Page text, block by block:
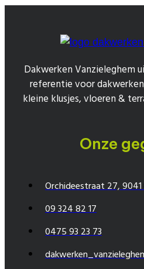
Dakwerken Vanzieleghem
referentie voor
kleine klusjes, vloeren &
Onze
Orchideestraat 27,
09 324 82 17
0475 93 23 73